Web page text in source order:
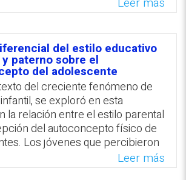
armónico y comunicativo, y
saben reconocer las ventajas
los límites justos. La educación
debe fundamentarse en el cariño,
Se concluye con tono
padres de hoy comienzan a
están menos sometidos a la
hijos que 10 años atrás.
Facebook
Twitter
Email
del estilo educativo
paterno sobre el
del adolescente
del creciente fenómeno de
se exploró en esta
la relación entre el estilo parental
del autoconcepto físico de
Los jóvenes que percibieron
un estilo permisivo
valores más altos de
Leer más